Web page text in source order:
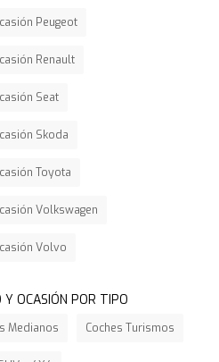
Peugeot
Renault
Seat
Skoda
Toyota
Volkswagen
Volvo
Y OCASIÓN POR TIPO
Medianos Coches Turismos